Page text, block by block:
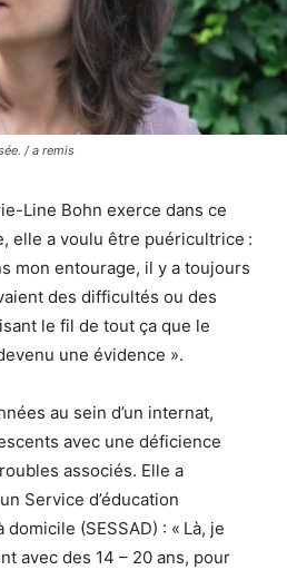
/ a remis
Line Bohn exerce dans ce
elle a voulu être puéricultrice :
mon entourage, il y a toujours
des difficultés ou des
le fil de tout ça que le
une évidence ».
au sein d’un internat,
avec une déficience
associés. Elle a
Service d’éducation
(SESSAD) : « Là, je
avec des 14 – 20 ans, pour